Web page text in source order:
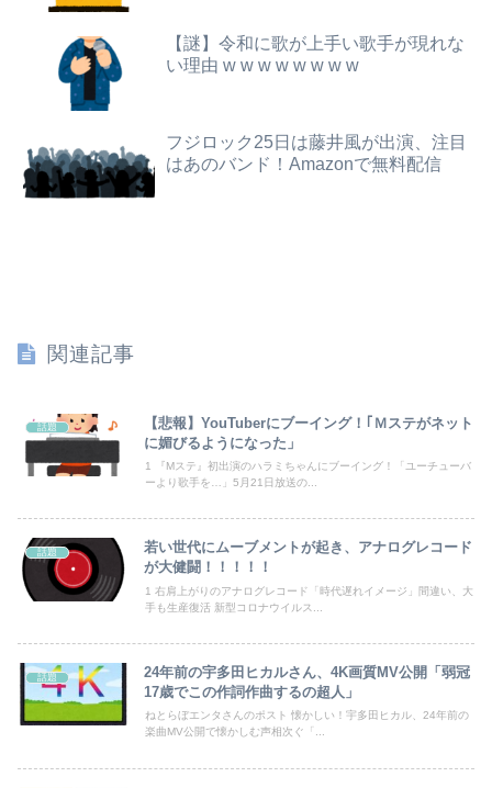
イクときに布団のシーツをギューってする女さんwww
【衝撃】情弱「リボ払いはヤバい。情弱が使うもの」 情強「リボ払いを使いこなすのが情強やで」 ← これ
【速報】長瀬智也、ようやく気づくｗｗｗｗｗｗｗｗ
【速報】長瀬智也、ようやく気づくｗｗｗｗｗｗｗｗ
熊本県で最大震度7が発生したときの様子
【宮崎】マジ勘弁してほしい。久しぶりに恐ろしい子供ミサイルを見た。
どれだけ食べても体型が変わらない彼女。その理由を聞いたら、思いもしなかった方法で維持していて…
【謎】令和に歌が上手い歌手が現れな
い理由 w w w w w w w w
フジロック25日は藤井風が出演、注目
はあのバンド！Amazonで無料配信
関連記事
話題
【悲報】YouTuberにブーイング！｢Ｍステがネット
に媚びるようになった」
1 『Mステ』初出演のハラミちゃんにブーイング！「ユーチューバ
ーより歌手を…」5月21日放送の...
話題
若い世代にムーブメントが起き、アナログレコード
が大健闘！！！！！
1 右肩上がりのアナログレコード「時代遅れイメージ」間違い、大
手も生産復活 新型コロナウイルス...
話題
24年前の宇多田ヒカルさん、4K画質MV公開「弱冠
17歳でこの作詞作曲するの超人」
ねとらぼエンタさんのポスト 懐かしい！宇多田ヒカル、24年前の
楽曲MV公開で懐かしむ声相次ぐ「...